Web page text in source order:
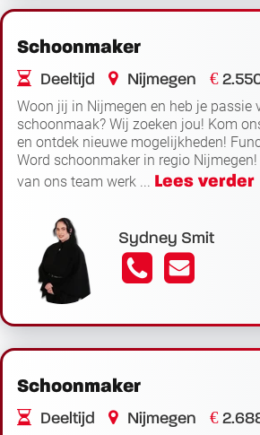
Schoonmaker
Deeltijd Nijmegen €
Woon jij in Nijmegen en heb je passie
schoonmaak? Wij zoeken jou! Kom
en ontdek nieuwe mogelijkheden!
Word schoonmaker in regio
van ons team werk ... Lees verder
Sydney Smit
Schoonmaker
Deeltijd Nijmegen €